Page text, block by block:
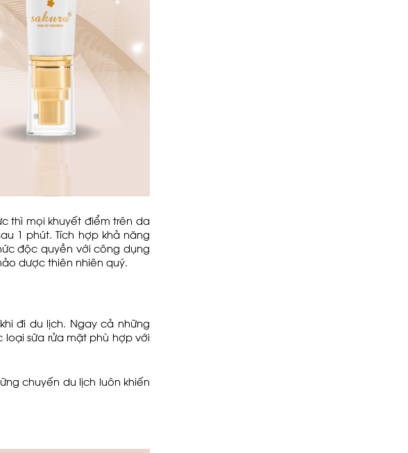
thì mọi khuyết điểm trên da
1 phút. Tích hợp khả năng
độc quyền với công dụng
dược thiên nhiên quý.
đi du lịch. Ngay cả những
sữa rửa mặt phù hợp với
chuyến du lịch luôn khiến